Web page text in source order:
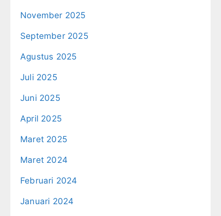
November 2025
September 2025
Agustus 2025
Juli 2025
Juni 2025
April 2025
Maret 2025
Maret 2024
Februari 2024
Januari 2024